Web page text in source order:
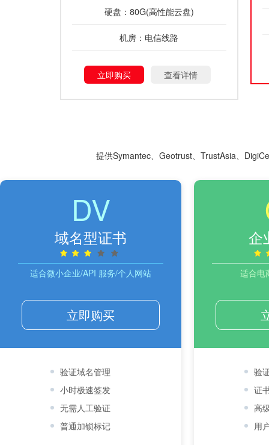
硬盘：80G(高性能云盘)
机房：电信线路
立即购买 查看详情
提供Symantec、Geotrust、TrustAsia、
DV
域名型证书
适合微小企业/API 服务/个人网站
立即购买
验证域名管理
小时极速签发
无需人工验证
普通加锁标记
企
适合电
验
证
高
用